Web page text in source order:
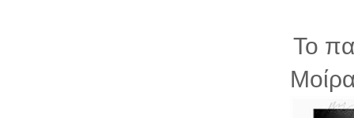
Το